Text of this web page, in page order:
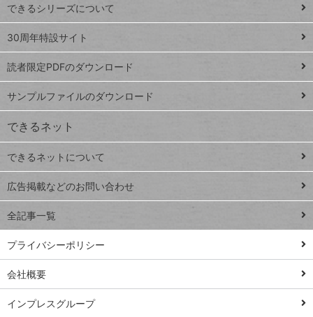
Google
スプレ
ッドシ
ート
iPhone
VLOOKUP
close
閉じ
る
ト
ッ
プ
ペ
ジ
連載
Excel Q&A
トイアンナ流仕
事術
PowerAutomate
ではじめる業務
の完全自動化
AI議事録作成術
Windows 11
できるシリーズについて
30周年特設サイト
読者限定PDFのダウンロード
サンプルファイルのダウンロード
できるネット
できるネットについて
広告掲載などのお問い合わせ
全記事一覧
プライバシーポリシー
会社概要
インプレスグループ